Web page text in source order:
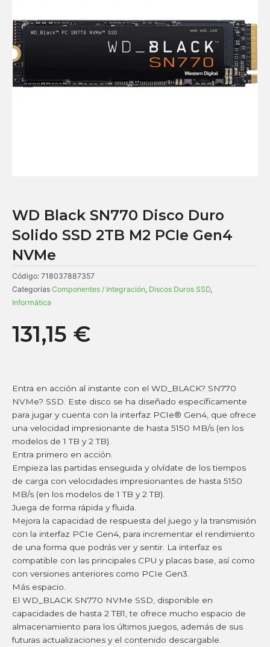
WD Black SN770 Disco Duro
Solido SSD 2TB M2 PCIe Gen4
NVMe
Código: 718037887357
Categorías Componentes / Integración, Discos Duros SSD,
Informática
131,15 €
Entra en acción al instante con el WD_BLACK? SN770
NVMe? SSD. Este disco se ha diseñado específicamente
para jugar y cuenta con la interfaz PCIe® Gen4, que ofrece
una velocidad impresionante de hasta 5150 MB/s (en los
modelos de 1 TB y 2 TB).
Entra primero en acción.
Empieza las partidas enseguida y olvídate de los tiempos
de carga con velocidades impresionantes de hasta 5150
MB/s (en los modelos de 1 TB y 2 TB).
Juega de forma rápida y fluida.
Mejora la capacidad de respuesta del juego y la transmisión
con la interfaz PCIe Gen4, para incrementar el rendimiento
de una forma que podrás ver y sentir. La interfaz es
compatible con las principales CPU y placas base, así como
con versiones anteriores como PCIe Gen3.
Más espacio.
El WD_BLACK SN770 NVMe SSD, disponible en
capacidades de hasta 2 TB1, te ofrece mucho espacio de
almacenamiento para los últimos juegos, además de sus
futuras actualizaciones y el contenido descargable.